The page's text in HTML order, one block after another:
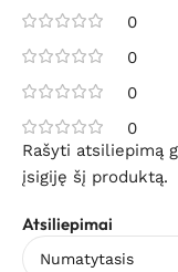
0
0
0
0
Atsiliepimai
Rašyti atsiliepimą
įsigiję šį produktą.